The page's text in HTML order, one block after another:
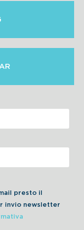
presto il
invio newsletter